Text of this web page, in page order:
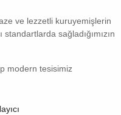
ve lezzetli kuruyemişlerin
sağladığımızın
modern tesisimiz